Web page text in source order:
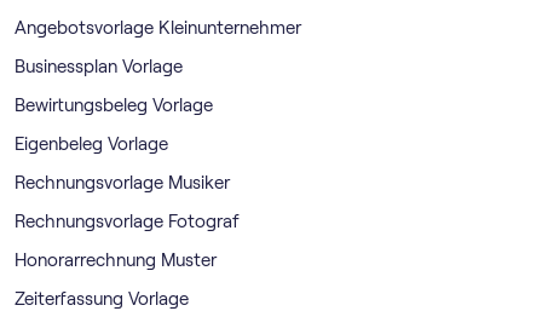
Angebotsvorlage Kleinunternehmer
Businessplan Vorlage
Bewirtungsbeleg Vorlage
Eigenbeleg Vorlage
Rechnungsvorlage Musiker
Rechnungsvorlage Fotograf
Honorarrechnung Muster
Zeiterfassung Vorlage